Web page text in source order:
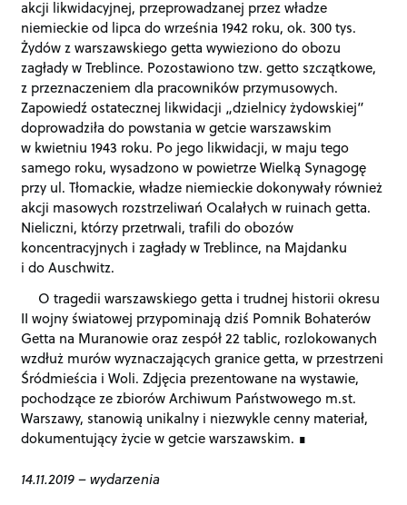
akcji likwidacyjnej, przeprowadzanej przez władze
niemieckie od lipca do września 1942 roku, ok. 300 tys.
Żydów z warszawskiego getta wywieziono do obozu
zagłady w Treblince. Pozostawiono tzw. getto szczątkowe,
z przeznaczeniem dla pracowników przymusowych.
Zapowiedź ostatecznej likwidacji „dzielnicy żydowskiej”
doprowadziła do powstania w getcie warszawskim
w kwietniu 1943 roku. Po jego likwidacji, w maju tego
samego roku, wysadzono w powietrze Wielką Synagogę
przy ul. Tłomackie, władze niemieckie dokonywały również
akcji masowych rozstrzeliwań Ocalałych w ruinach getta.
Nieliczni, którzy przetrwali, trafili do obozów
koncentracyjnych i zagłady w Treblince, na Majdanku
i do Auschwitz.
O tragedii warszawskiego getta i trudnej historii okresu
II wojny światowej przypominają dziś Pomnik Bohaterów
Getta na Muranowie oraz zespół 22 tablic, rozlokowanych
wzdłuż murów wyznaczających granice getta, w przestrzeni
Śródmieścia i Woli. Zdjęcia prezentowane na wystawie,
pochodzące ze zbiorów Archiwum Państwowego m.st.
Warszawy, stanowią unikalny i niezwykle cenny materiał,
dokumentujący życie w getcie warszawskim.
14.11.2019–wydarzenia